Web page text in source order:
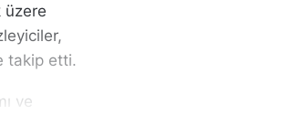
üzere
takip etti.
ve